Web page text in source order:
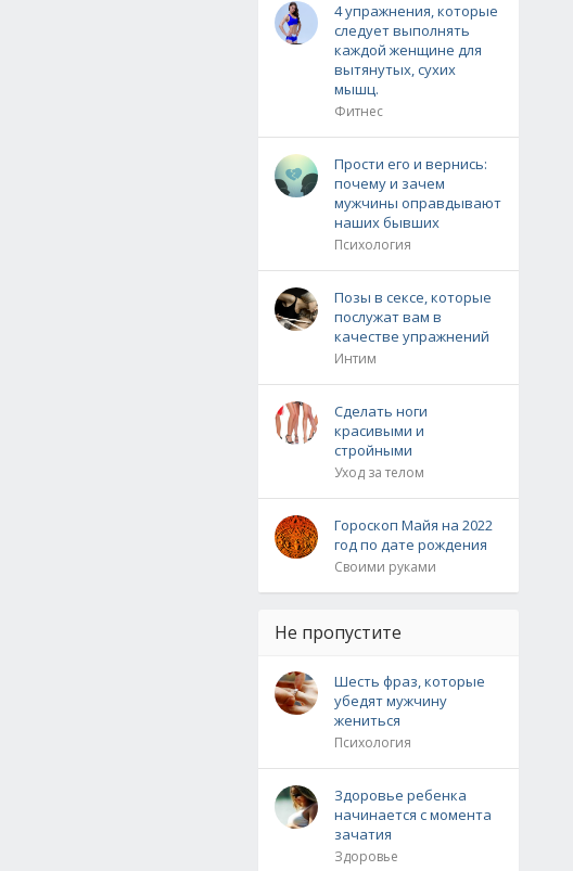
4 упражнения, которые
следует выполнять
каждой женщине для
вытянутых, сухих
мышц.
Фитнес
Прости его и вернись:
почему и зачем
мужчины оправдывают
наших бывших
Психология
Позы в сексе, которые
послужат вам в
качестве упражнений
Интим
Сделать ноги
красивыми и
стройными
Уход за телом
Гороскоп Майя на 2022
год по дате рождения
Своими руками
Не пропустите
Шесть фраз, которые
убедят мужчину
жениться
Психология
Здоровье ребенка
начинается с момента
зачатия
Здоровье